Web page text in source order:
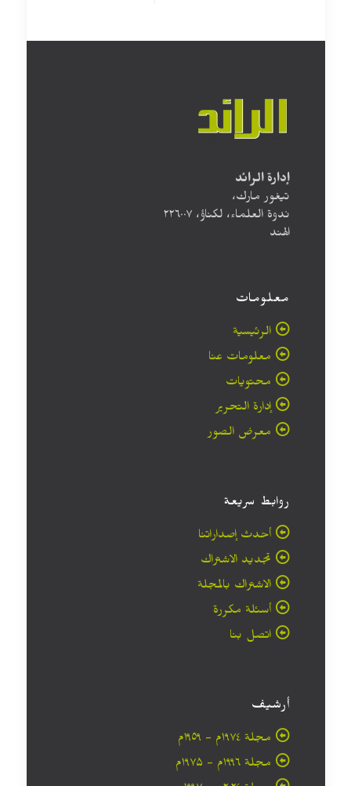
إدارة الرائد
تيغور مارك،
ندوة العلماء، لكناؤ، ۲۲٦۰۰۷
الهند
معلومات
الرئيسية
معلومات عنا
محتويات
إدارة التحرير
معرض الصور
روابط سريعة
أحدث إصداراتنا
تجديد الاشتراك
الاشتراك بالمجلة
أسئلة مكررة
اتصل بنا
أرشيف
مجلة ۱۹۷٤م - ١٩٥٩م
مجلة ۱۹۹٦م - ۱۹۷۵م